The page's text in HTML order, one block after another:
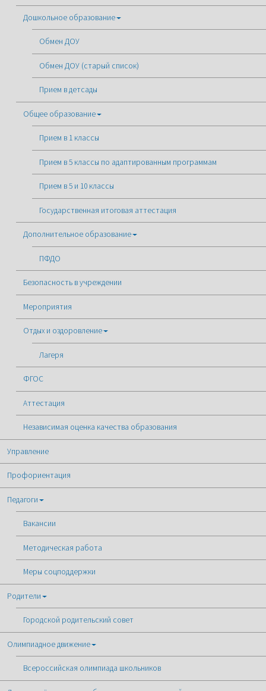
Дошкольное образование
Обмен ДОУ
Обмен ДОУ (старый список)
Прием в детсады
Общее образование
Прием в 1 классы
Прием в 5 классы по адаптированным программам
Прием в 5 и 10 классы
Государственная итоговая аттестация
Дополнительное образование
ПФДО
Безопасность в учреждении
Мероприятия
Отдых и оздоровление
Лагеря
ФГОС
Аттестация
Независимая оценка качества образования
Управление
Профориентация
Педагоги
Вакансии
Методическая работа
Меры соцподдержки
Родители
Городской родительский совет
Олимпиадное движение
Всероссийская олимпиада школьников